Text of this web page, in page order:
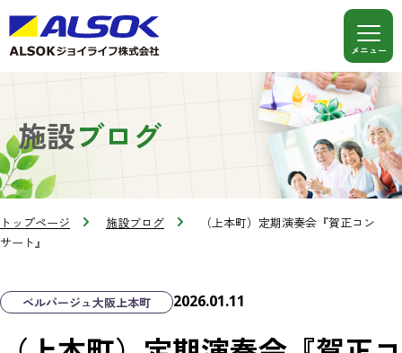
施設ブログ
トップページ 施設ブログ
（上本町）定期演奏会『賀正コン
サート』
ベルパージュ大阪上本町 2026.01.11